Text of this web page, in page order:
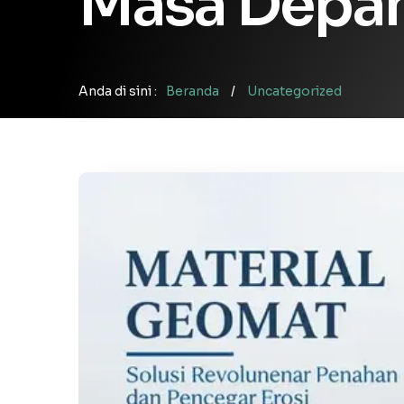
Anda di sini : Beranda / Uncategorized